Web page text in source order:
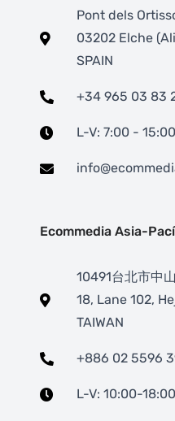
Pont dels
03202 Elche
SPAIN
+34 965 03 83
L-V: 7:00 - 15:00
Ecommedia Asia-
10491台北市中
18, Lane 102,
TAIWAN
+886 02 5596
L-V: 10:00-